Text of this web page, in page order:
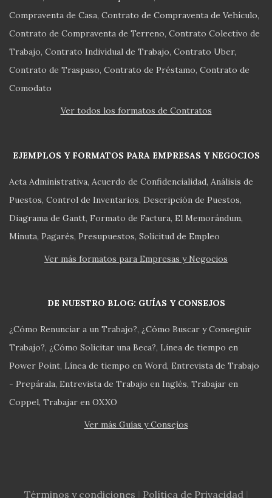
Compraventa de Casa Contrato de Compraventa de Vehículo
Contrato de Compraventa de Terreno Contrato Colectivo de
Trabajo Contrato Individual de Trabajo Contrato Uber
Contrato de Traspaso Contrato de Préstamo Contrato de
Comodato
Ver todos los formatos de Contratos
EJEMPLOS Y FORMATOS PARA EMPRESAS Y NEGOCIOS
Acta Administrativa Acuerdo de Confidencialidad Análisis de
Puestos Control de Inventarios Descripción de Puestos
Diagrama de Gantt Formato de Factura El Memorándum
Minuta Pagarés Presupuestos Solicitud de Empleo
Ver más formatos para Empresas y Negocios
DE NUESTRO BLOG: GUÍAS Y CONSEJOS
¿Cómo Renunciar a un Trabajo? ¿Cómo Buscar y Conseguir
Trabajo? ¿Cómo Solicitar una Beca? Línea de tiempo en
Power Point Línea de tiempo en Word Entrevista de Trabajo
- Prepárala Entrevista de Trabajo en Inglés Trabajar en
Coppel Trabajar en OXXO
Ver más Guías y Consejos
Términos y condiciones Política de Privacidad|